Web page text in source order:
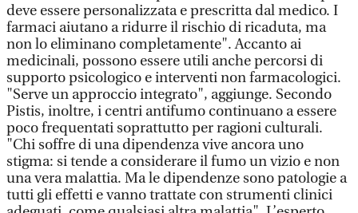
deve essere personalizzata e prescritta dal medico. I
farmaci aiutano a ridurre il rischio di ricaduta, ma
non lo eliminano completamente". Accanto ai
medicinali, possono essere utili anche percorsi di
supporto psicologico e interventi non farmacologici.
"Serve un approccio integrato", aggiunge. Secondo
Pistis, inoltre, i centri antifumo continuano a essere
poco frequentati soprattutto per ragioni culturali.
"Chi soffre di una dipendenza vive ancora uno
stigma: si tende a considerare il fumo un vizio e non
una vera malattia. Ma le dipendenze sono patologie a
tutti gli effetti e vanno trattate con strumenti clinici